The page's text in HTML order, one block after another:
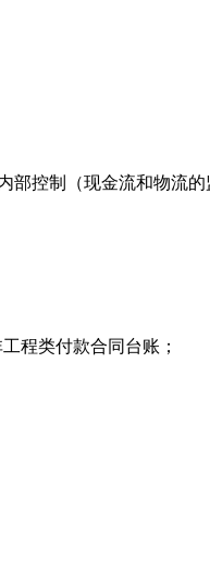
控制（现金流和物流
程类付款合同台账；